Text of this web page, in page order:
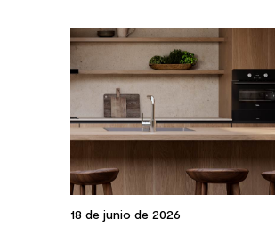
10. columna ducha
18 de junio de 2026